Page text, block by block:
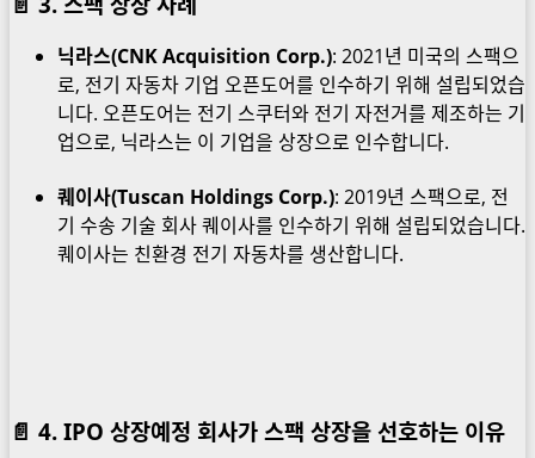
닉라스(CNK Acquisition Corp.): 2021년 미국의 스팩으
로, 전기 자동차 기업 오픈도어를 인수하기 위해 설립되었습
니다. 오픈도어는 전기 스쿠터와 전기 자전거를 제조하는 기
업으로, 닉라스는 이 기업을 상장으로 인수합니다.
퀘이사(Tuscan Holdings Corp.): 2019년 스팩으로, 전
기 수송 기술 회사 퀘이사를 인수하기 위해 설립되었습니다.
퀘이사는 친환경 전기 자동차를 생산합니다.
📄 4. IPO 상장예정 회사가 스팩 상장을 선호하는 이유